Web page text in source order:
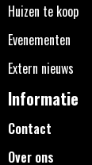
Huizen te koop
Evenementen
Extern nieuws
Informatie
Contact
Over ons